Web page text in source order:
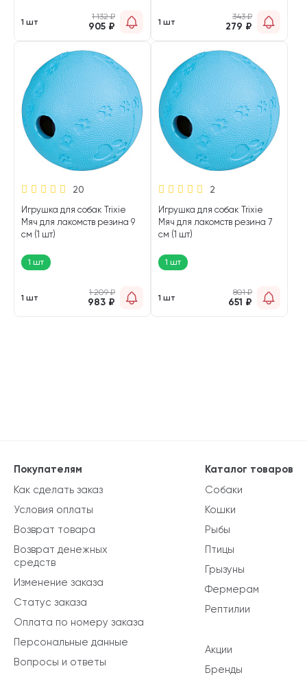
1 шт
1 132₽
905 ₽ 1 шт
343₽
279 ₽
20
Игрушка для собак Trixie
Мяч для лакомств резина 9
см (1 шт)
1 шт
1 шт
1 209₽
983 ₽
2
Игрушка для собак Trixie
Мяч для лакомств резина 7
см (1 шт)
1 шт
1 шт
801₽
651 ₽
Каталог товаров
Собаки
Кошки
Рыбы
Птицы
Грызуны
Фермерам
Рептилии
Акции
Бренды
Покупателям
Как сделать заказ
Условия оплаты
Возврат товара
Возврат денежных
средств
Изменение заказа
Статус заказа
Оплата по номеру заказа
Персональные данные
Вопросы и ответы